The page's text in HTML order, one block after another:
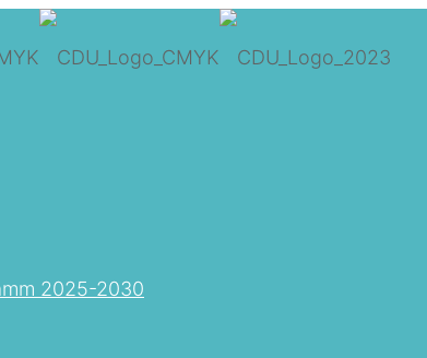
2025-2030